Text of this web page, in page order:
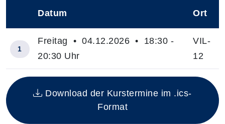
Insgesamt gibt es 1 Termine zum diesen Kurs
Datum Ort
1
Freitag • 04.12.2026 • 18:30 -
20:30 Uhr
VIL-
12
Download der Kurstermine im .ics-
Format